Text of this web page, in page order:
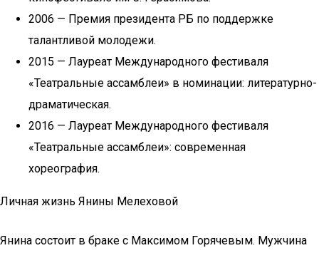
2006 — Премия президента РБ по поддержке
талантливой молодежи.
2015 — Лауреат Международного фестиваля
«Театральные ассамблеи» в номинации: литературно-
драматическая.
2016 — Лауреат Международного фестиваля
«Театральные ассамблеи»: современная
хореография.
Личная жизнь Янины Мелеховой
Янина состоит в браке с Максимом Горячевым. Мужчина